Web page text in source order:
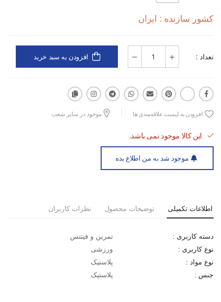
کشور سازنده : ایران
تعداد : افزودن به سبد خرید
افزودن به لیست علاقه‌مندی ها موجود در سایر شعب
این کالا موجود نمی باشد.
موجود شد به من اطلاع بده
اطلاعات تکمیلی توضیحات محصول نظرات کاربران
دسته کاربری : تمرین و فیتنس
نوع کاربری : ورزشی
نوع مواد : پلاستیک
جنس : پلاستیک